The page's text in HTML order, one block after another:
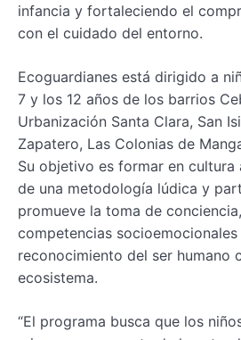
infancia y fortaleciendo el
con el cuidado del entorno.
Ecoguardianes está dirigido a
7 y los 12 años de los barrios
Urbanización Santa Clara, San
Zapatero, Las Colonias de
Su objetivo es formar en cultura
de una metodología lúdica y
promueve la toma de
competencias
reconocimiento del ser humano
ecosistema.
“El programa busca que los